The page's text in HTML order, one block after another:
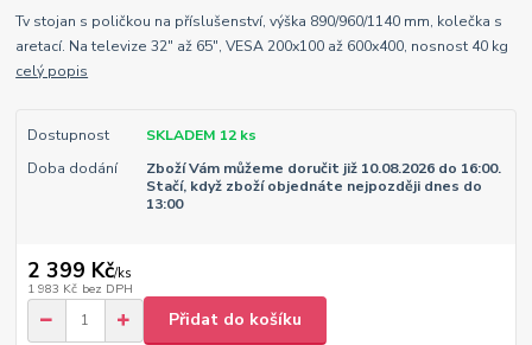
Tv stojan s poličkou na příslušenství, výška 890/960/1140 mm, kolečka s
aretací. Na televize 32" až 65", VESA 200x100 až 600x400, nosnost 40 kg
celý popis
Dostupnost
SKLADEM 12 ks
Doba dodání
Zboží Vám můžeme doručit již 10.08.2026 do 16:00.
Stačí, když zboží objednáte nejpozději dnes do
13:00
2 399 Kč/ks
1 983 Kč bez DPH
Přidat do košíku